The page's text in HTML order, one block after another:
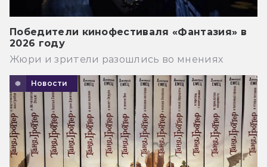
Победители кинофестиваля «Фантазия» в
2026 году
Жюри и зрители разошлись во мнениях
Новости